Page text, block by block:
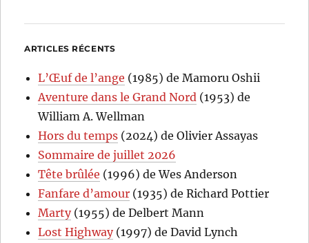
ARTICLES RÉCENTS
L’Œuf de l’ange (1985) de Mamoru Oshii
Aventure dans le Grand Nord (1953) de
William A. Wellman
Hors du temps (2024) de Olivier Assayas
Sommaire de juillet 2026
Tête brûlée (1996) de Wes Anderson
Fanfare d’amour (1935) de Richard Pottier
Marty(1955) de Delbert Mann
Lost Highway(1997) de David Lynch